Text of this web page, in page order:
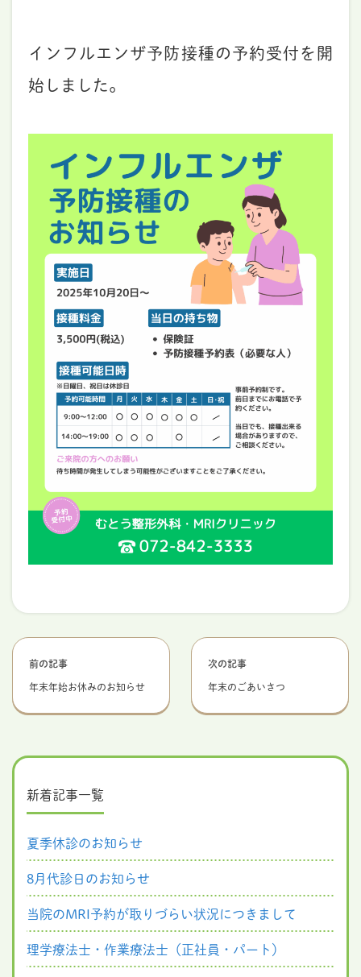
インフルエンザ予防接種の予約受付を開
始しました。
前の記事
年末年始お休みのお知らせ
次の記事
年末のごあいさつ
新着記事一覧
夏季休診のお知らせ
8月代診日のお知らせ
当院のMRI予約が取りづらい状況につきまして
理学療法士・作業療法士（正社員・パート）